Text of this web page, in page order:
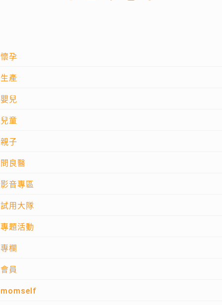
懷孕
生產
嬰兒
兒童
親子
問良醫
影音專區
試用大隊
專題活動
專欄
會員
momself